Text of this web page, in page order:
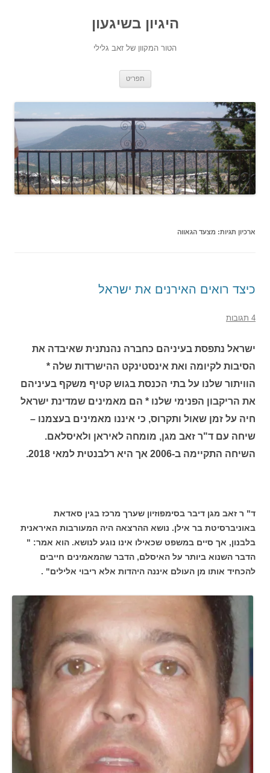
היגיון בשיגעון
הטור המקוון של זאב גלילי
תפריט
ארכיון תגיות: מצעד הגאווה
כיצד רואים האירנים את ישראל
4 תגובות
ישראל נתפסת בעיניהם כחברה נהנתנית שאיבדה את
הסיבות לקיומה ואת אינסטינקט ההישרדות שלה *
הוויתור שלנו על בתי הכנסת בגוש קטיף משקף בעיניהם
את הריקבון הפנימי שלנו * הם מאמינים שמדינת ישראל
חיה על זמן שאול ותקרוס, כי איננו מאמינים בעצמנו –
שיחה עם ד"ר זאב מגן, מומחה לאיראן ולאיסלאם.
השיחה התקיימה ב-2006 אך היא רלבנטית למאי 2018.
ד" ר זאב מגן דיבר בסימפוזיון שערך מרכז בגין סאדאת
באוניברסיטת בר אילן. נושא ההרצאה היה המעורבות האיראנית
בלבנון, אך סיים במשפט שכאילו אינו נוגע לנושא. הוא אמר: "
הדבר השנוא ביותר על האיסלם, הדבר שהמאמינים חייבים
להכחיד אותו מן העולם איננה היהדות אלא ריבוי אלילים" .